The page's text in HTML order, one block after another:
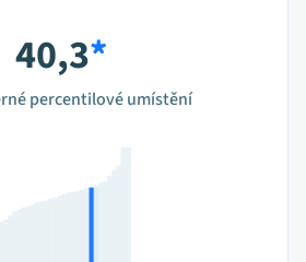
40,3*
percentilové umístění